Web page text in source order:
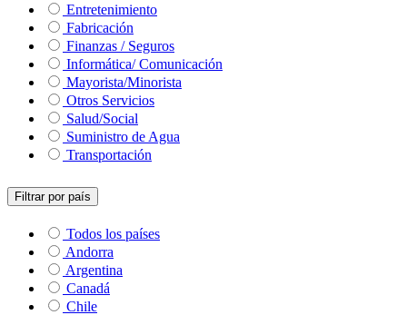
Entretenimiento
Fabricación
Finanzas / Seguros
Informática/ Comunicación
Mayorista/Minorista
Otros Servicios
Salud/Social
Suministro de Agua
Transportación
Filtrar por país
Todos los países
Andorra
Argentina
Canadá
Chile